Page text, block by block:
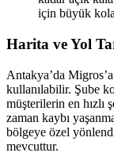
için büyük
Harita ve Yol
Antakya’da
kullanılabilir. Şube
müşterilerin en hızlı
zaman kaybı
bölgeye özel
mevcuttur.